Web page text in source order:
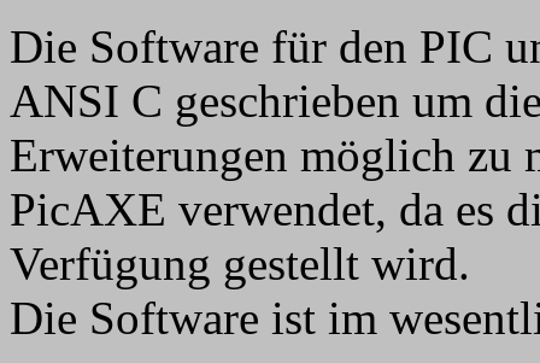
Die Software für den PIC
ANSI C geschrieben um
Erweiterungen möglich zu
PicAXE verwendet, da es
Verfügung gestellt wird.
Die Software ist im